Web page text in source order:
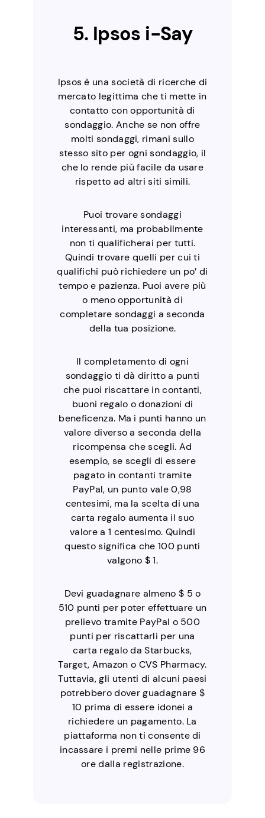
5. Ipsos i-Say
Ipsos è una società di ricerche di
mercato legittima che ti mette in
contatto con opportunità di
sondaggio. Anche se non offre
molti sondaggi, rimani sullo
stesso sito per ogni sondaggio, il
che lo rende più facile da usare
rispetto ad altri siti simili.
Puoi trovare sondaggi
interessanti, ma probabilmente
non ti qualificherai per tutti.
Quindi trovare quelli per cui ti
qualifichi può richiedere un po’ di
tempo e pazienza. Puoi avere più
o meno opportunità di
completare sondaggi a seconda
della tua posizione.
Il completamento di ogni
sondaggio ti dà diritto a punti
che puoi riscattare in contanti,
buoni regalo o donazioni di
beneficenza. Ma i punti hanno un
valore diverso a seconda della
ricompensa che scegli. Ad
esempio, se scegli di essere
pagato in contanti tramite
PayPal, un punto vale 0,98
centesimi, ma la scelta di una
carta regalo aumenta il suo
valore a 1 centesimo. Quindi
questo significa che 100 punti
valgono $ 1.
Devi guadagnare almeno $ 5 o
510 punti per poter effettuare un
prelievo tramite PayPal o 500
punti per riscattarli per una
carta regalo da Starbucks,
Target, Amazon o CVS Pharmacy.
Tuttavia, gli utenti di alcuni paesi
potrebbero dover guadagnare $
10 prima di essere idonei a
richiedere un pagamento. La
piattaforma non ti consente di
incassare i premi nelle prime 96
ore dalla registrazione.